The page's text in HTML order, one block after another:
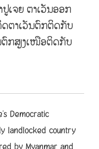
ເຈຍ ຕາເວັນອອກ
ຕາເວັນຕົກຕິດກັບ
ກສຽງເໜືອຕິດກັບ
Democratic
landlocked country
by Myanmar and